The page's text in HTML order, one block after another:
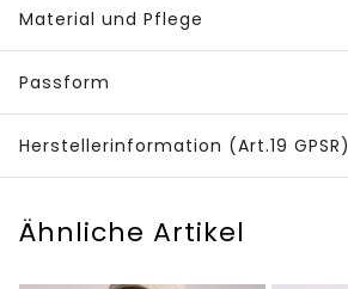
Material und Pflege
Passform
Herstellerinformation (Art.19 GPSR)
Ähnliche Artikel